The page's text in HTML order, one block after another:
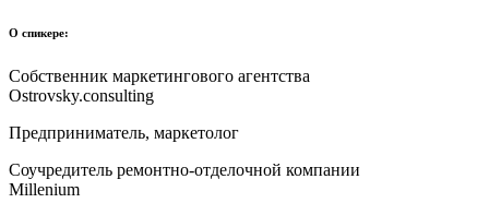
О спикере:
Собственник маркетингового агентства
Ostrovsky.consulting
Предприниматель, маркетолог
Соучредитель ремонтно-отделочной компании
Millenium